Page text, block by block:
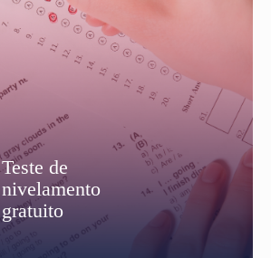
Teste de
nivelamento
gratuito